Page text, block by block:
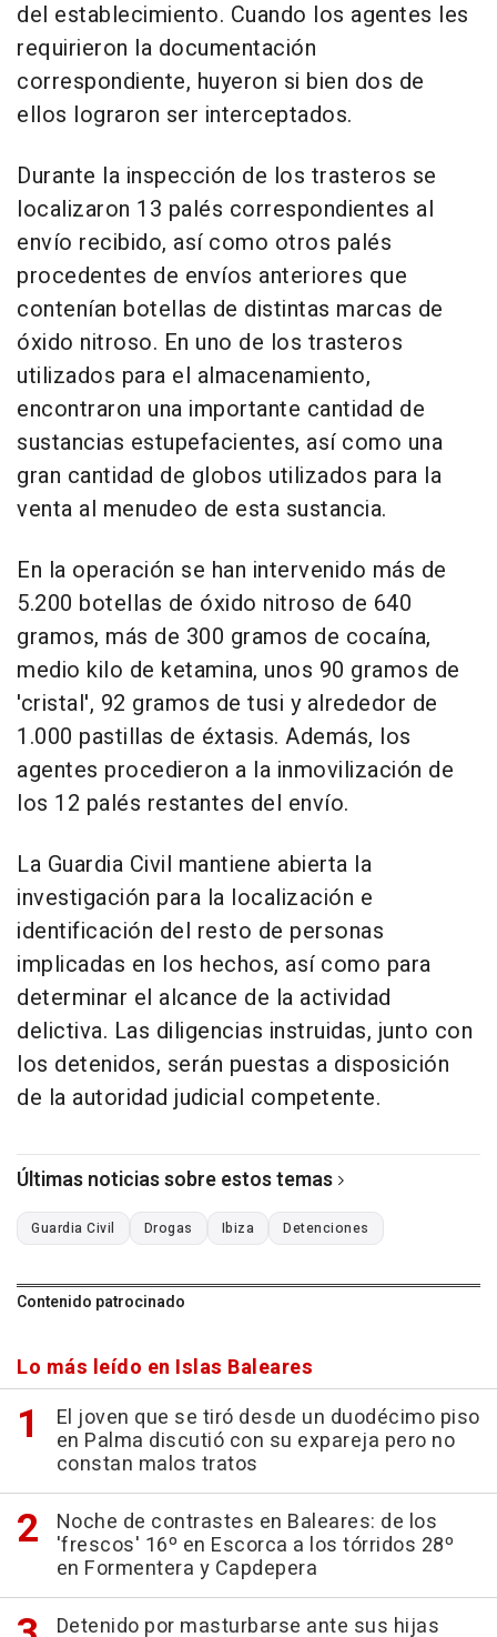
del establecimiento. Cuando los agentes les
requirieron la documentación
correspondiente, huyeron si bien dos de
ellos lograron ser interceptados.
Durante la inspección de los trasteros se
localizaron 13 palés correspondientes al
envío recibido, así como otros palés
procedentes de envíos anteriores que
contenían botellas de distintas marcas de
óxido nitroso. En uno de los trasteros
utilizados para el almacenamiento,
encontraron una importante cantidad de
sustancias estupefacientes, así como una
gran cantidad de globos utilizados para la
venta al menudeo de esta sustancia.
En la operación se han intervenido más de
5.200 botellas de óxido nitroso de 640
gramos, más de 300 gramos de cocaína,
medio kilo de ketamina, unos 90 gramos de
'cristal', 92 gramos de tusi y alrededor de
1.000 pastillas de éxtasis. Además, los
agentes procedieron a la inmovilización de
los 12 palés restantes del envío.
La Guardia Civil mantiene abierta la
investigación para la localización e
identificación del resto de personas
implicadas en los hechos, así como para
determinar el alcance de la actividad
delictiva. Las diligencias instruidas, junto con
los detenidos, serán puestas a disposición
de la autoridad judicial competente.
Últimas noticias sobre estos temas
Guardia Civil Drogas Ibiza Detenciones
Contenido patrocinado
Lo más leído en Islas Baleares
El joven que se tiró desde un duodécimo piso
en Palma discutió con su expareja pero no
constan malos tratos
Noche de contrastes en Baleares: de los
'frescos' 16º en Escorca a los tórridos 28º
en Formentera y Capdepera
Detenido por masturbarse ante sus hijas